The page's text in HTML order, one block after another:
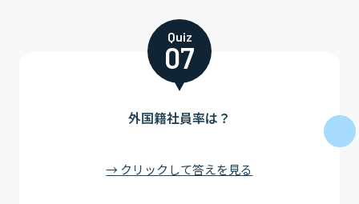
Quiz
07
外国籍社員率は？
→ クリックして答えを見る